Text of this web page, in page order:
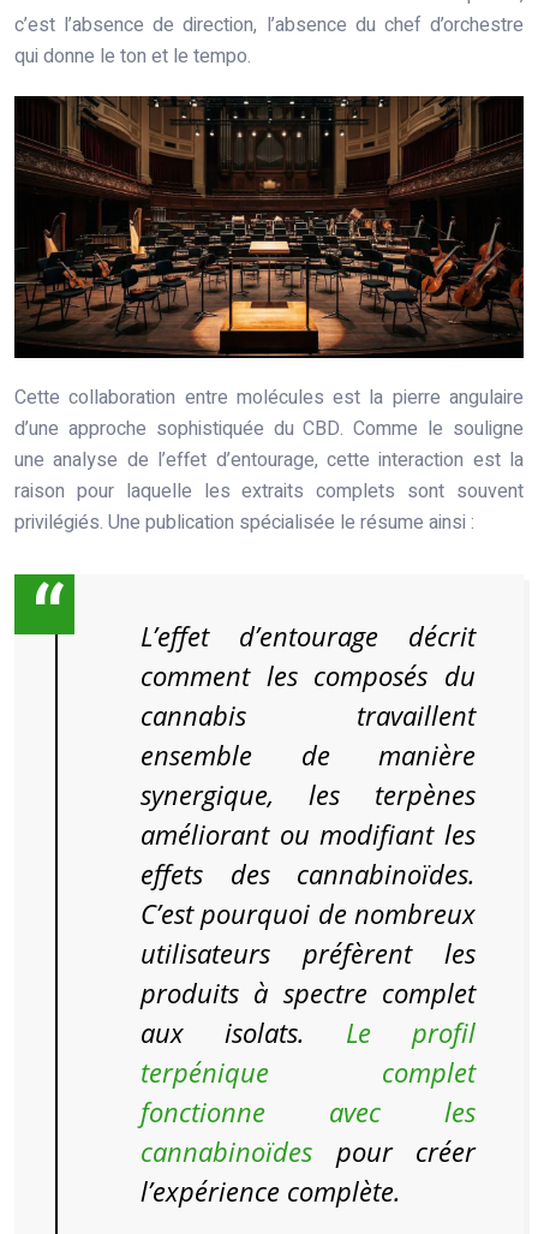
c’est l’absence de direction, l’absence du chef d’orchestre
qui donne le ton et le tempo.
Cette collaboration entre molécules est la pierre angulaire
d’une approche sophistiquée du CBD. Comme le souligne
une analyse de l’effet d’entourage, cette interaction est la
raison pour laquelle les extraits complets sont souvent
privilégiés. Une publication spécialisée le résume ainsi :
L’effet d’entourage décrit
comment les composés du
cannabis travaillent
ensemble de manière
synergique, les terpènes
améliorant ou modifiant les
effets des cannabinoïdes.
C’est pourquoi de nombreux
utilisateurs préfèrent les
produits à spectre complet
aux isolats. Le profil
terpénique complet
fonctionne avec les
cannabinoïdes pour créer
l’expérience complète.